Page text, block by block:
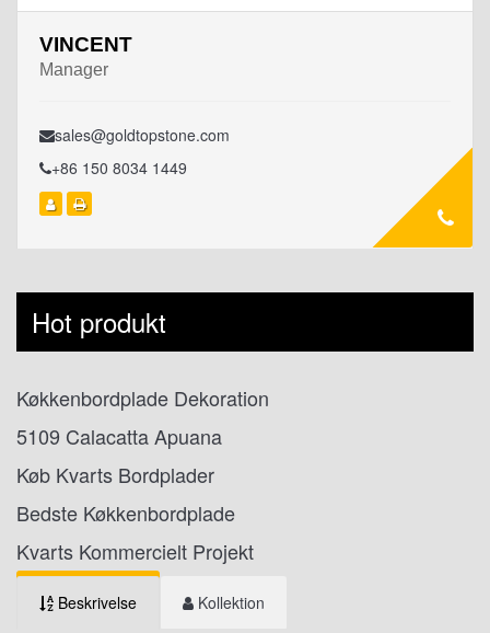
VINCENT
Manager
sales@goldtopstone.com
+86 150 8034 1449
Hot produkt
Køkkenbordplade Dekoration
5109 Calacatta Apuana
Køb Kvarts Bordplader
Bedste Køkkenbordplade
Kvarts Kommercielt Projekt
Beskrivelse Kollektion